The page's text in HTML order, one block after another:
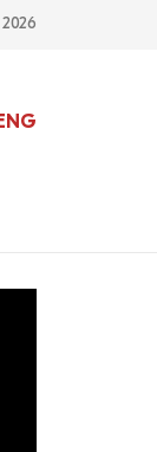
ENG